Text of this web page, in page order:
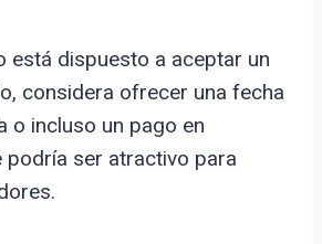
está dispuesto a aceptar un
considera ofrecer una fecha
o incluso un pago en
podría ser atractivo para